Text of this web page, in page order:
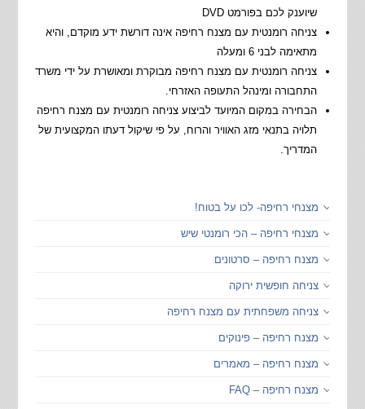
שיוענק לכם בפורמט DVD
צניחה רומנטית עם מצנח רחיפה אינה דורשת ידע מוקדם, והיא
מתאימה לבני 6 ומעלה
צניחה רומנטית עם מצנח רחיפה מבוקרת ומאושרת על ידי משרד
התחבורה ומינהל התעופה האזרחי.
הבחירה במקום המיועד לביצוע צניחה רומנטית עם מצנח רחיפה
תלויה בתנאי מזג האוויר והרוח, על פי שיקול דעתו המקצועית של
המדריך.
מצנחי רחיפה- לכו על בטוח!
מצנחי רחיפה – הכי רומנטי שיש
מצנח רחיפה – סרטונים
צניחה חופשית ירוקה
צניחה משפחתית עם מצנח רחיפה
מצנח רחיפה – פינוקים
מצנח רחיפה – מאמרים
מצנח רחיפה – FAQ